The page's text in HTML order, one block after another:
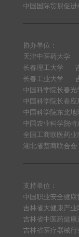
中国国际贸易促
协办单位：
天津中医药大学
长春理工大学
长春工业大学
中国科学院长春
中国科学院长春
中国科学院东北
中国农业科学院特
全国工商联医药业
湖北省楚商联合会
支持单位：
中国职业安全健康
吉林省大健康产业
吉林省中医药健康
吉林省医疗器械行